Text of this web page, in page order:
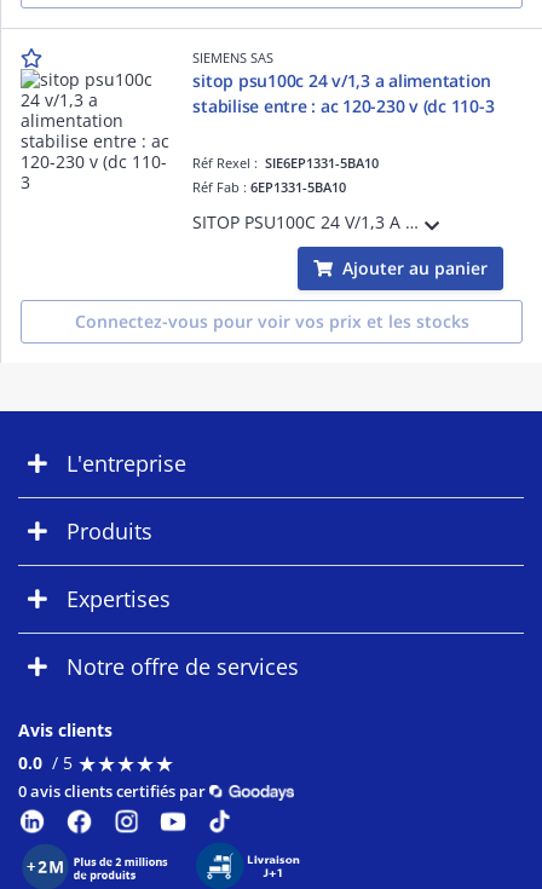
SIEMENS SAS
sitop psu100c 24 v/1,3 a alimentation
stabilise entre : ac 120-230 v (dc 110-3
Réf Rexel :SIE6EP1331-5BA10
Réf Fab :6EP1331-5BA10
SITOP PSU100C 24 V/1,3 A alimentation stabilise entre : AC 120-230 V (DC 110-300 V) sortie : 24 V DC/1,3 A
Ajouter au panier
Connectez-vous pour voir vos prix et les stocks
L'entreprise
Produits
Expertises
Notre offre de services
Avis clients
0.0 / 5 ★★★★★
★★★★★
0 avis clients certifiés par